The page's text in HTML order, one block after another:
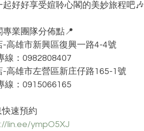
起好好享受媗聆心閣的美妙旅程吧🎶
專業團隊分佈點📍
-高雄市新興區復興一路4-4號
線：0982808407
-高雄市左營區新庄仔路165-1號
線：0915066165
快速預約
lin.ee/ympO5XJ